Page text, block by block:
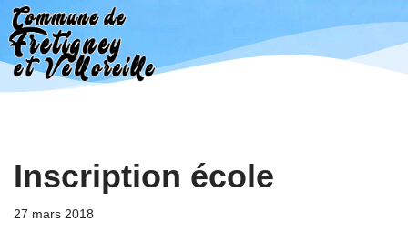
Aller
au
contenu
Inscription école
27 mars 2018